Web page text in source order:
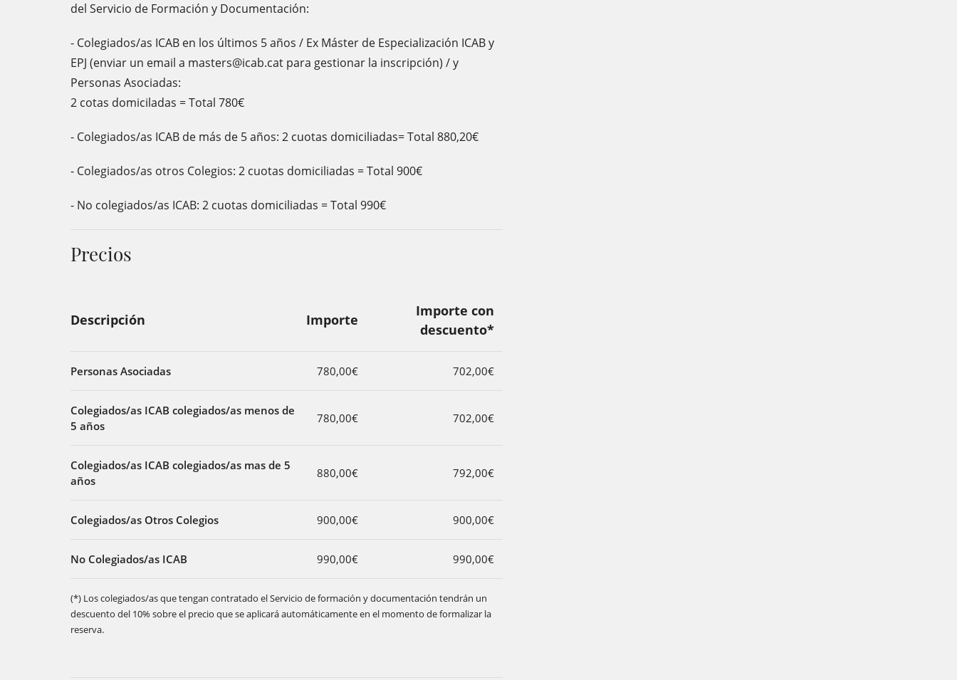
del Servicio de Formación y Documentación:
- Colegiados/as ICAB en los últimos 5 años / Ex Máster de Especialización ICAB y
EPJ (enviar un email a masters@icab.cat para gestionar la inscripción) / y
Personas Asociadas:
2 cotas domiciladas = Total 780€
- Colegiados/as ICAB de más de 5 años: 2 cuotas domiciliadas= Total 880,20€
- Colegiados/as otros Colegios: 2 cuotas domiciliadas = Total 900€
- No colegiados/as ICAB: 2 cuotas domiciliadas = Total 990€
Precios
Descripción Importe
Importe con
descuento*
Personas Asociadas 780,00€ 702,00€
Colegiados/as ICAB colegiados/as menos de
5 años
780,00€ 702,00€
Colegiados/as ICAB colegiados/as mas de 5
años
880,00€ 792,00€
Colegiados/as Otros Colegios 900,00€ 900,00€
No Colegiados/as ICAB 990,00€ 990,00€
(*) Los colegiados/as que tengan contratado el Servicio de formación y documentación tendrán un
descuento del 10% sobre el precio que se aplicará automáticamente en el momento de formalizar la
reserva.